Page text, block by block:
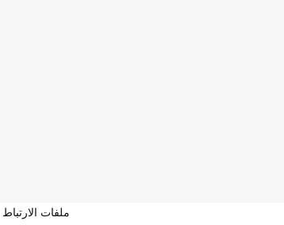
ملفات الارتباط